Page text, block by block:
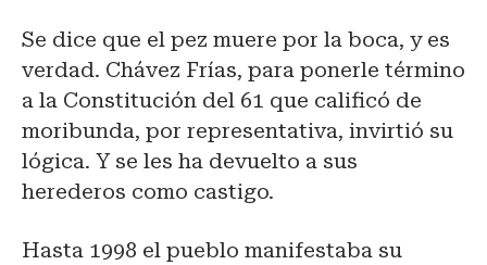
Se dice que el pez muere por la boca, y es
verdad. Chávez Frías, para ponerle término
a la Constitución del 61 que calificó de
moribunda, por representativa, invirtió su
lógica. Y se les ha devuelto a sus
herederos como castigo.
Hasta 1998 el pueblo manifestaba su